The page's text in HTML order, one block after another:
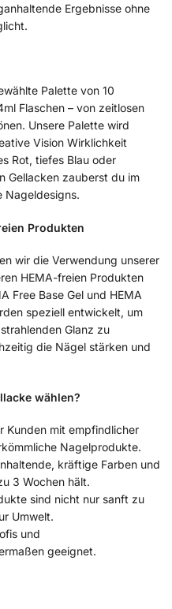
Ergebnisse ohne
Palette von 10
Flaschen – von zeitlosen
Unsere Palette wird
Vision Wirklichkeit
Rot, tiefes Blau oder
Gellacken zauberst du im
Nageldesigns.
Produkten
wir die Verwendung unserer
HEMA-freien Produkten
Free Base Gel und HEMA
speziell entwickelt, um
Glanz zu
die Nägel stärken und
wählen?
Kunden mit empfindlicher
Nagelprodukte.
kräftige Farben und
3 Wochen hält.
sind nicht nur sanft zu
Umwelt.
und
geeignet.